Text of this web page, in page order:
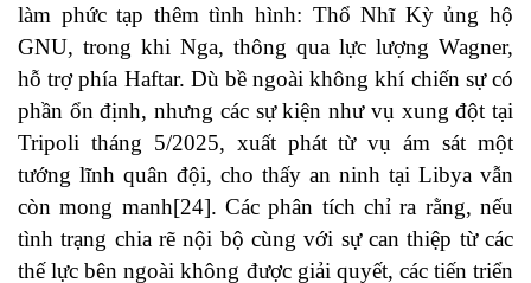
làm phức tạp thêm tình hình: Thổ Nhĩ Kỳ ủng hộ
GNU, trong khi Nga, thông qua lực lượng Wagner,
hỗ trợ phía Haftar. Dù bề ngoài không khí chiến sự có
phần ổn định, nhưng các sự kiện như vụ xung đột tại
Tripoli tháng 5/2025, xuất phát từ vụ ám sát một
tướng lĩnh quân đội, cho thấy an ninh tại Libya vẫn
còn mong manh[24]. Các phân tích chỉ ra rằng, nếu
tình trạng chia rẽ nội bộ cùng với sự can thiệp từ các
thế lực bên ngoài không được giải quyết, các tiến triển